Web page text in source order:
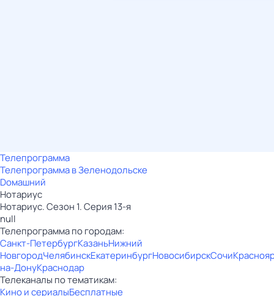
Телепрограмма
Телепрограмма в Зеленодольске
Dомашний
Нотариус
Нотариус. Сезон 1. Серия 13-я
null
Телепрограмма по городам:
Санкт-ПетербургКазаньНижний
НовгородЧелябинскЕкатеринбургНовосибирскСочи
на-ДонуКраснодар
Телеканалы по тематикам:
Кино и сериалыБесплатные